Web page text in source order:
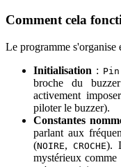
Comment cela
Le programme s'organise
Initialisation :
broche du
activement
piloter le buzzer).
Constantes
parlant aux
(NOIRE,CROCHE).
mystérieux comme